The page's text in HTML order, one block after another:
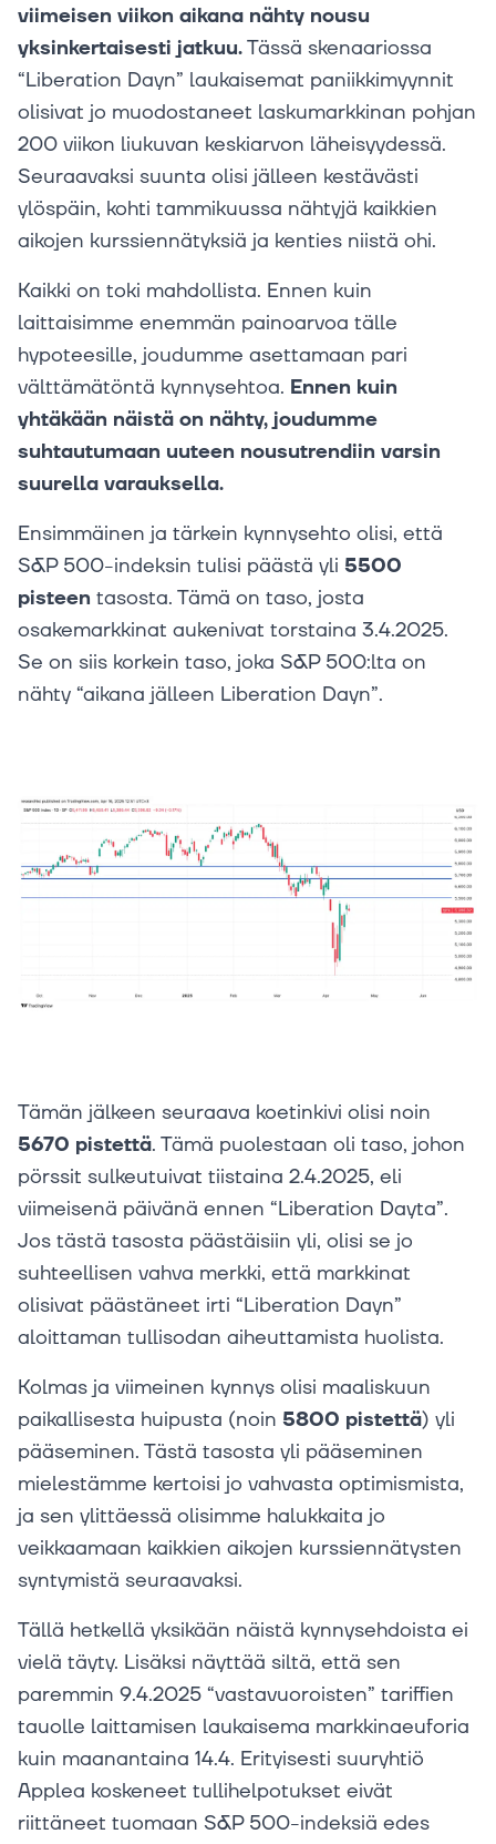
viimeisen viikon aikana nähty nousu
yksinkertaisesti jatkuu.Tässä skenaariossa
“Liberation Dayn” laukaisemat paniikkimyynnit
olisivat jo muodostaneet laskumarkkinan pohjan
200 viikon liukuvan keskiarvon läheisyydessä.
Seuraavaksi suunta olisi jälleen kestävästi
ylöspäin, kohti tammikuussa nähtyjä kaikkien
aikojen kurssiennätyksiä ja kenties niistä ohi.
Kaikki on toki mahdollista. Ennen kuin
laittaisimme enemmän painoarvoa tälle
hypoteesille, joudumme asettamaan pari
välttämätöntä kynnysehtoa. Ennen kuin
yhtäkään näistä on nähty, joudumme
suhtautumaan uuteen nousutrendiin varsin
suurella varauksella.
Ensimmäinen ja tärkein kynnysehto olisi, että
S&P 500-indeksin tulisi päästä yli 5500
pisteen tasosta. Tämä on taso, josta
osakemarkkinat aukenivat torstaina 3.4.2025.
Se on siis korkein taso, joka S&P 500:lta on
nähty “aikana jälleen Liberation Dayn”.
Tämän jälkeen seuraava koetinkivi olisi noin
5670 pistettä. Tämä puolestaan oli taso, johon
pörssit sulkeutuivat tiistaina 2.4.2025, eli
viimeisenä päivänä ennen “Liberation Dayta”.
Jos tästä tasosta päästäisiin yli, olisi se jo
suhteellisen vahva merkki, että markkinat
olisivat päästäneet irti “Liberation Dayn”
aloittaman tullisodan aiheuttamista huolista.
Kolmas ja viimeinen kynnys olisi maaliskuun
paikallisesta huipusta (noin 5800 pistettä) yli
pääseminen. Tästä tasosta yli pääseminen
mielestämme kertoisi jo vahvasta optimismista,
ja sen ylittäessä olisimme halukkaita jo
veikkaamaan kaikkien aikojen kurssiennätysten
syntymistä seuraavaksi.
Tällä hetkellä yksikään näistä kynnysehdoista ei
vielä täyty. Lisäksi näyttää siltä, että sen
paremmin 9.4.2025 “vastavuoroisten” tariffien
tauolle laittamisen laukaisema markkinaeuforia
kuin maanantaina 14.4. Erityisesti suuryhtiö
Applea koskeneet tullihelpotukset eivät
riittäneet tuomaan S&P 500-indeksiä edes